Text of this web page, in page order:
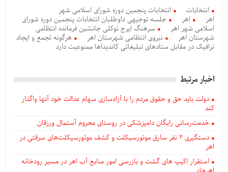
انتخابات
انتخابات پنجمین دوره شورای اسلامی شهر
اهر
اهر
جلسه توجیهی داوطلبان انتخابات پنجمین دوره شورای
اسلامی شهر اهر
سرهنگ ایرج توکلی جانشین فرمانده انتظامی
شهرستان اهر
نیروی انتظامی شهرستان اهر
هرگونه تجمع و ایجاد
ترافیک در مقابل ستادهای تبلیغاتی کاندیداها ممنوعیت دارد
اخبار مرتبط
دولت باید حق و حقوق مردم را با آزادسازی سهام عدالت خود آنها واگذار
کند
خدمت‌رسانی رایگان دامپزشکی در روستای محروم آستمال ورزقان
دستگيری ۲ نفر سارق موتورسیکلت و کشف موتورسیکلت‌های سرقتی در
اهر
استقرار اکیپ های گشت و بازرسی امور منابع آب اهر در مسیر رودخانه